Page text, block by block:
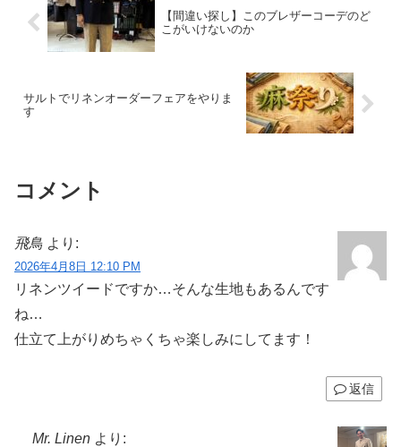
【間違い探し】このブレザーコーデのど
こがいけないのか
サルトでリネンオーダーフェアをやりま
す
コメント
飛鳥 より:
2026年4月8日 12:10 PM
リネンツイードですか…そんな生地もあるんです
ね…
仕立て上がりめちゃくちゃ楽しみにしてます！
返信
Mr. Linen より: